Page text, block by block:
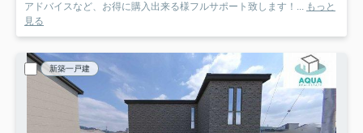
アドバイスなど、お得に購入出来る様フルサポート致します！... もっと
見る
新築一戸建